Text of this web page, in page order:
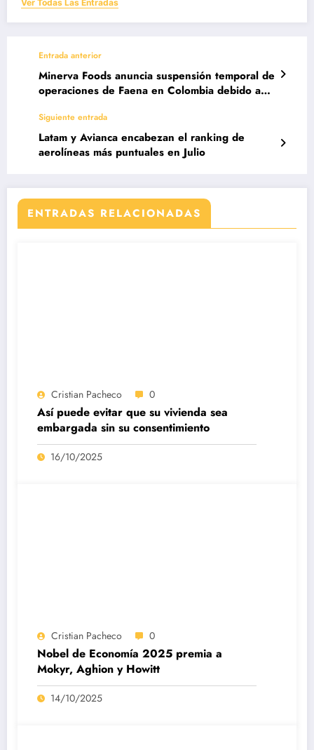
Ver Todas Las Entradas
Entrada anterior
Minerva Foods anuncia suspensión temporal de
operaciones de Faena en Colombia debido a
Siguiente entrada
Latam y Avianca encabezan el ranking de
aerolíneas más puntuales en Julio
ENTRADAS RELACIONADAS
Cristian Pacheco 0
Así puede evitar que su vivienda sea
embargada sin su consentimiento
16/10/2025
Cristian Pacheco 0
Nobel de Economía 2025 premia a
Mokyr, Aghion y Howitt
14/10/2025